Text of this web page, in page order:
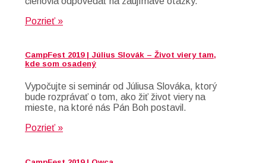
Pozrieť »
CampFest 2019 | Július Slovák – Život viery tam,
kde som osadený
Vypočujte si seminár od Júliusa Slováka, ktorý
bude rozprávať o tom, ako žiť život viery na
mieste, na ktoré nás Pán Boh postavil.
Pozrieť »